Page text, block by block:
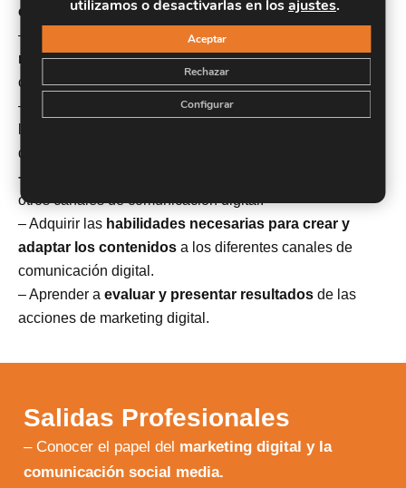
comunicación social media.
– Diferenciar los
conceptos y aspectos clave del
marketing digitaly sus diferentes canales de
comunicación.
– Manejar las
principales herramientas
digitales.
– Planificar y ejecutar acciones
otros canales de comunicación digital.
– Adquirir las habilidades necesarias para crear y
adaptar los contenidos a los diferentes canales de
comunicación digital.
– Aprender a evaluar y presentar resultados de las
acciones de marketing digital.
Salidas Profesionales
– Conocer el papel del marketing digital y la
comunicación social media.
utilizamos o desactivarlas en losajustes.
Aceptar
Rechazar
Configurar